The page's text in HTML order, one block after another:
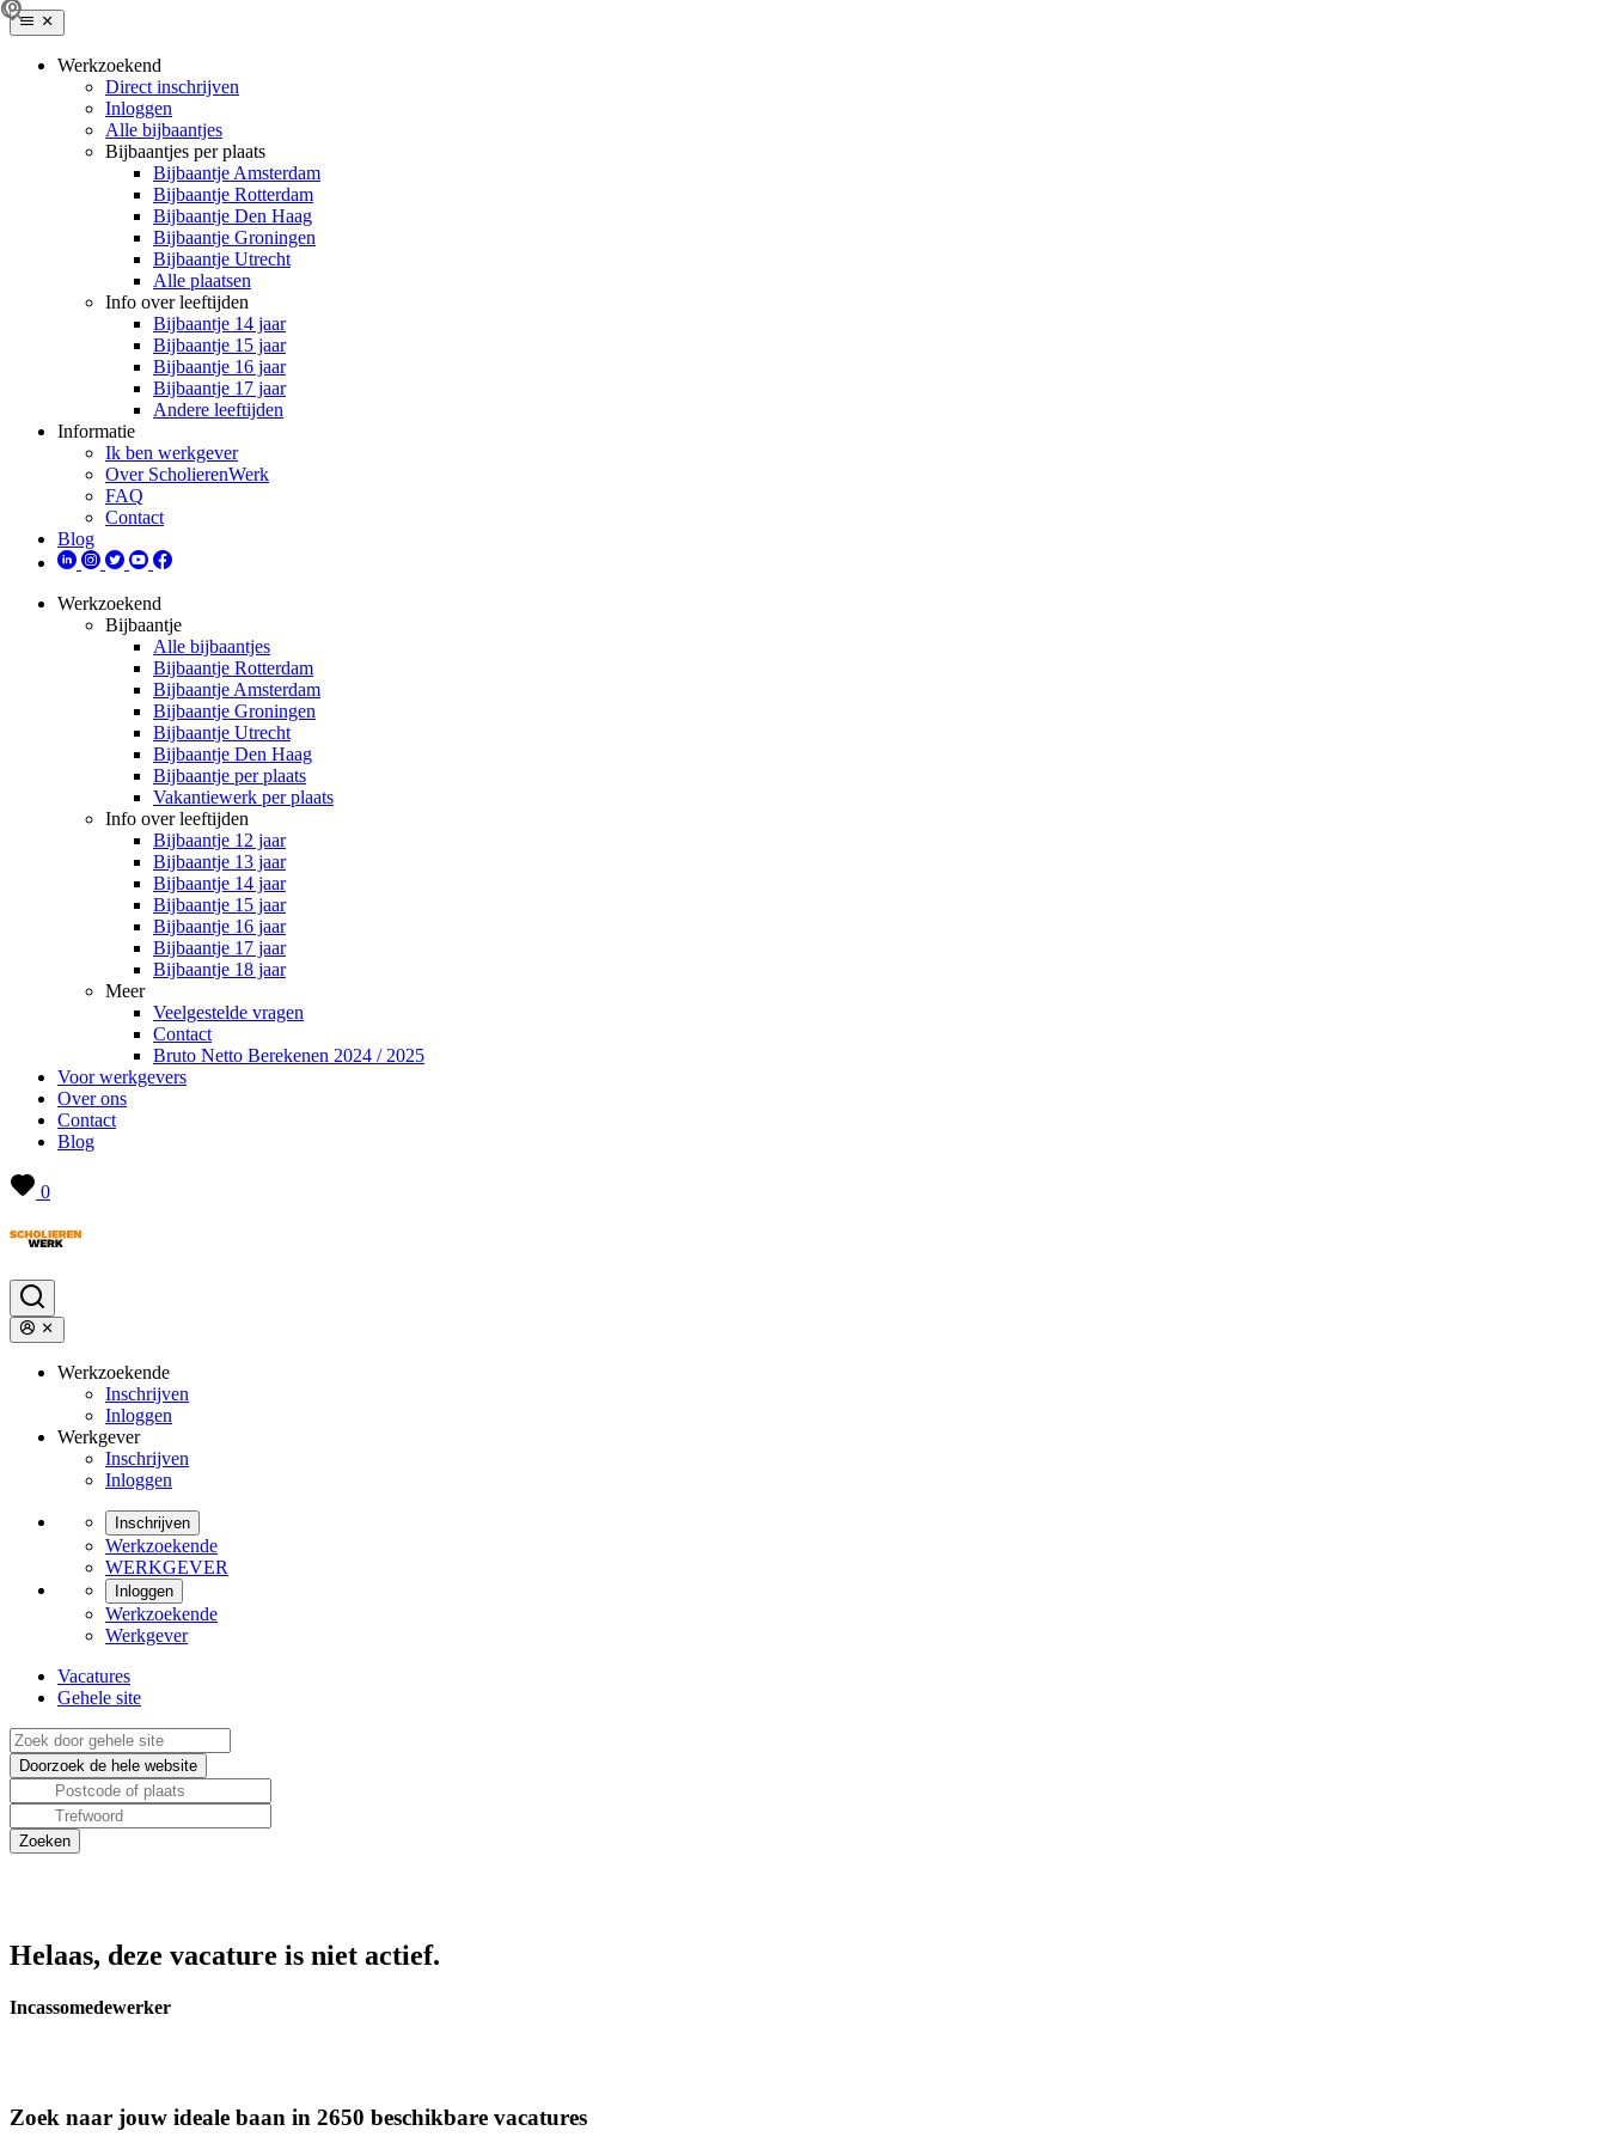
Werkzoekend
Direct inschrijven
Inloggen
Alle bijbaantjes
Bijbaantjes per plaats
Bijbaantje Amsterdam
Bijbaantje Rotterdam
Bijbaantje Den Haag
Bijbaantje Groningen
Bijbaantje Utrecht
Alle plaatsen
Info over leeftijden
Bijbaantje 14 jaar
Bijbaantje 15 jaar
Bijbaantje 16 jaar
Bijbaantje 17 jaar
Andere leeftijden
Informatie
Ik ben werkgever
Over ScholierenWerk
FAQ
Contact
Blog
Werkzoekend
Bijbaantje
Alle bijbaantjes
Bijbaantje Rotterdam
Bijbaantje Amsterdam
Bijbaantje Groningen
Bijbaantje Utrecht
Bijbaantje Den Haag
Bijbaantje per plaats
Vakantiewerk per plaats
Info over leeftijden
Bijbaantje 12 jaar
Bijbaantje 13 jaar
Bijbaantje 14 jaar
Bijbaantje 15 jaar
Bijbaantje 16 jaar
Bijbaantje 17 jaar
Bijbaantje 18 jaar
Meer
Veelgestelde vragen
Contact
Bruto Netto Berekenen 2024 / 2025
Voor werkgevers
Over ons
Contact
Blog
0
Werkzoekende
Inschrijven
Inloggen
Werkgever
Inschrijven
Inloggen
Inschrijven
Werkzoekende
WERKGEVER
Inloggen
Werkzoekende
Werkgever
Vacatures
Gehele site
Helaas, deze vacature is niet actief.
Incassomedewerker
Zoek naar jouw ideale baan in 2650 beschikbare vacatures